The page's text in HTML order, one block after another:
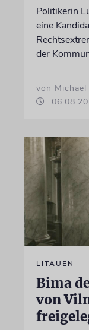
Politikerin
eine
der
von Michael
LITAUEN
Bima
von